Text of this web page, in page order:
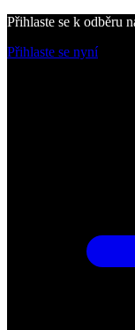
Přihlaste se k odběru
Přihlaste se nyní